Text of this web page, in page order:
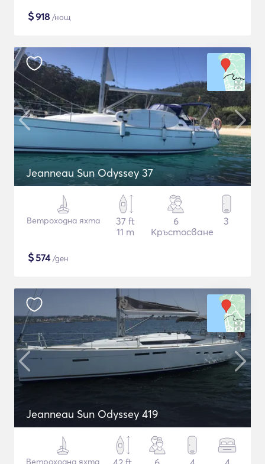
$918 /нощ
Jeanneau Sun Odyssey 37
Ветроходна яхта
37 ft
11 m
6
Кръстосване
3
$574/ден
Jeanneau Sun Odyssey 419
Ветроходна яхта